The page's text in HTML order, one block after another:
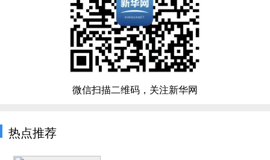
微信扫描二维码，关注新华网
热点推荐